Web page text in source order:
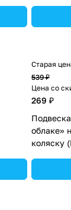
Старая
539 ₽
Цена со
269 ₽
облаке»
коляску